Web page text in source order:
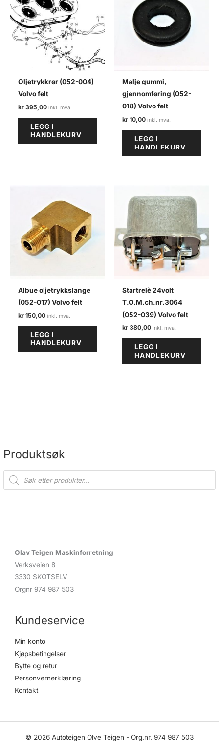
Produktsøk
P
d
Oljetrykkrør (052-004)
Volvo felt
kr 395,00
LEGG I
HANDLEKURV
Malje gummi,
gjennomføring (052-
018) Volvo felt
kr 10,00
LEGG I
HANDLEKURV
Albue oljetrykkslange
(052-017) Volvo felt
kr 150,00
LEGG I
HANDLEKURV
Startrelè 24volt
T.O.M.ch.nr.3064
(052-039) Volvo felt
kr 380,00
LEGG I
HANDLEKURV
Olav Teigen Maskinforretning
Verksveien 8
3330 SKOTSELV
Orgnr 974 987 503
Kundeservice
Min konto
Kjøpsbetingelser
Bytte og retur
Personvernerklæring
Kontakt
© 2026 Autoteigen Olve Teigen - Org.nr. 974 987 503